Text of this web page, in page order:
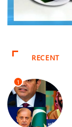
RECENT
1